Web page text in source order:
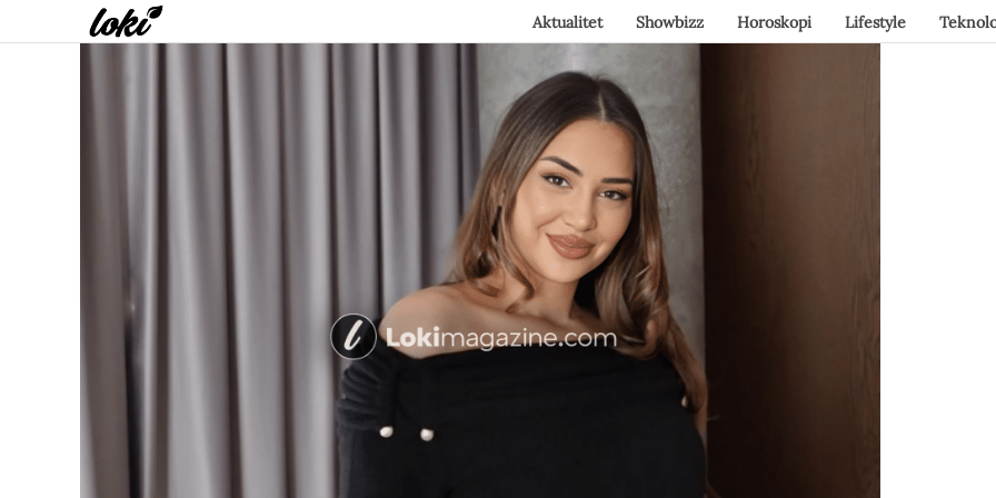
Aktualitet Showbizz Horoskopi Lifestyle